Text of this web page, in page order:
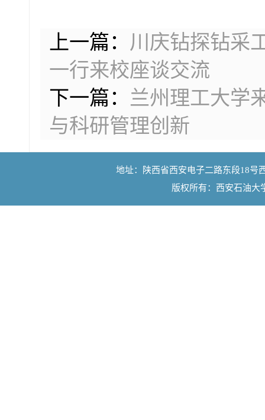
上一篇： 川庆钻探钻采
一行来校座谈交流
下一篇： 兰州理工大学
与科研管理创新
地址：陕西省西安电子二路东段18
版权所有：西安石油大